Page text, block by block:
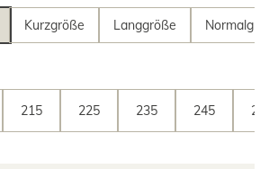
Kurzgröße Langgröße
215 225 235 245